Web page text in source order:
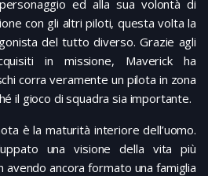
ed alla sua volontà di
con gli altri piloti, questa volta la
del tutto diverso. Grazie agli
in missione, Maverick ha
corra veramente un pilota in zona
il gioco di squadra sia importante.
è la maturità interiore dell’uomo.
una visione della vita più
avendo ancora formato una famiglia